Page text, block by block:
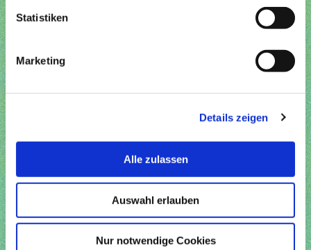
Statistiken
Marketing
Details zeigen
Alle zulassen
Auswahl erlauben
Nur notwendige Cookies